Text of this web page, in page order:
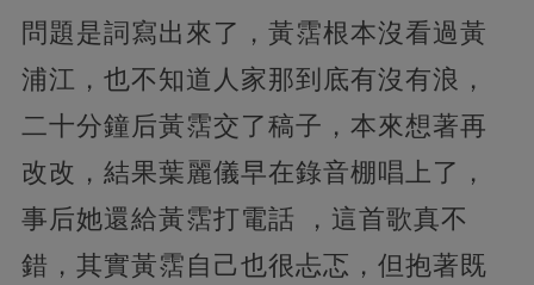
問題是詞寫出來了，黃霑根本沒看過黃
浦江，也不知道人家那到底有沒有浪，
二十分鐘后黃霑交了稿子，本來想著再
改改，結果葉麗儀早在錄音棚唱上了，
事后她還給黃霑打電話 ，這首歌真不
錯，其實黃霑自己也很忐忑，但抱著既